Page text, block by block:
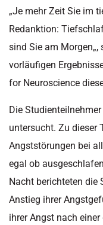
„Je mehr Zeit Sie im
Redanktion:
sind Sie am Morgen„,
vorläufigen
for Neuroscience
Die
untersucht. Zu dieser
Angststörungen bei
egal ob
Nacht berichteten die
Anstieg ihrer
ihrer Angst nach